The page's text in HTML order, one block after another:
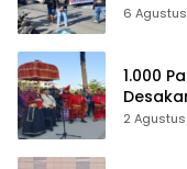
6
1.000
2